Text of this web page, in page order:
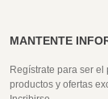
MANTENTE
Regístrate para ser
productos y ofertas